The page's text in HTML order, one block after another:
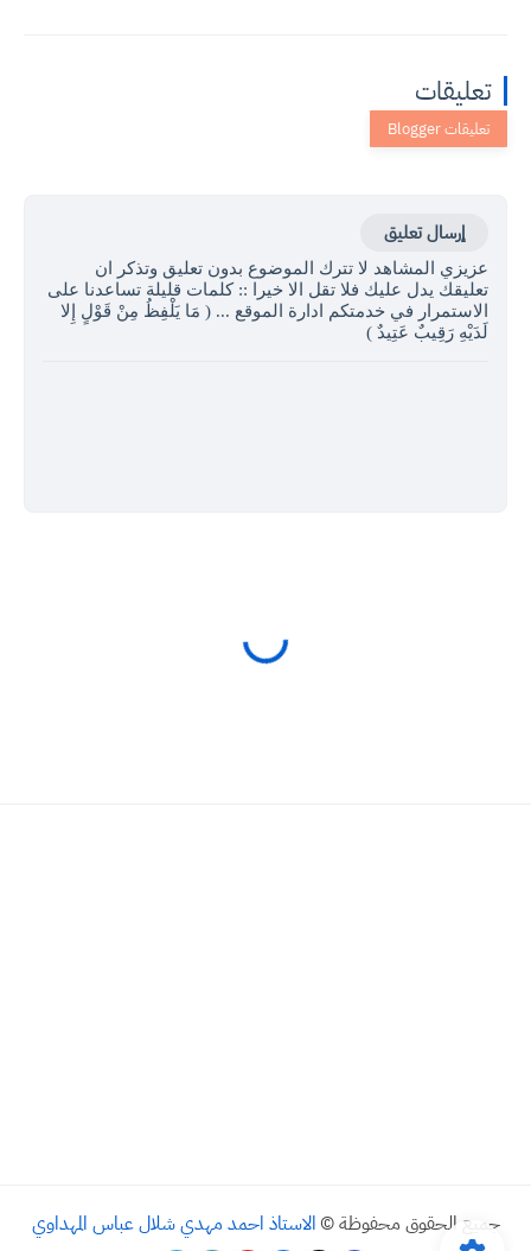
تعليقات
إرسال تعليق
عزيزي المشاهد لا تترك الموضوع بدون تعليق وتذكر ان
تعليقك يدل عليك فلا تقل الا خيرا :: كلمات قليلة تساعدنا على
الاستمرار في خدمتكم ادارة الموقع ... ( مَا يَلْفِظُ مِنْ قَوْلٍ إِلا
لَدَيْهِ رَقِيبٌ عَتِيدٌ )
جميع الحقوق محفوظة © الاستاذ احمد مهدي شلال عباس المهداوي